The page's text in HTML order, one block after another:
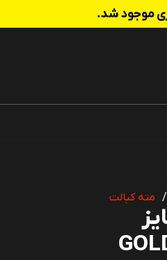
موجود شد.
/ مته کبالت
سایز